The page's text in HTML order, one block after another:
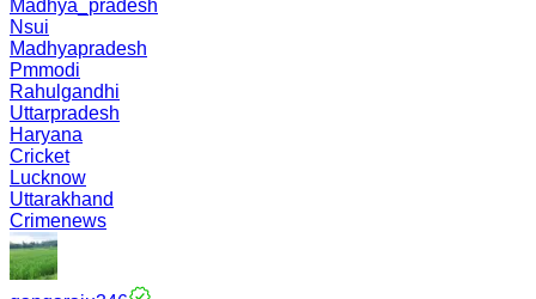
Madhya_pradesh
Nsui
Madhyapradesh
Pmmodi
Rahulgandhi
Uttarpradesh
Haryana
Cricket
Lucknow
Uttarakhand
Crimenews